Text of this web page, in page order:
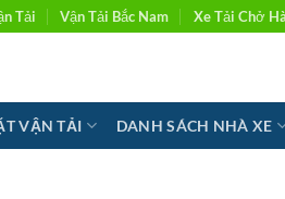
Tải Vận Tải Bắc Nam Xe Tải Chở
VẬN TẢI DANH SÁCH NHÀ XE